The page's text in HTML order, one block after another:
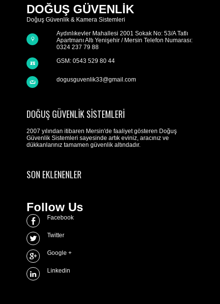
DOĞUŞ GÜVENLİK
Doğuş Güvenlik & Kamera Sistemleri
Aydınlıkevler Mahallesi 2001 Sokak No: 53/A Tatlı
Apartmanı Altı Yenişehir / Mersin Telefon Numarası:
0324 237 79 88
GSM: 0543 529 80 44
dogusguvenlik33@gmail.com
DOĞUŞ GÜVENLIK SISTEMLERI
2007 yılından itibaren Mersin'de faaliyet gösteren Doğuş
Güvenlik Sistemleri sayesinde artık eviniz, aracınız ve
dükkanlarınız tamamen güvenlik altındadır.
SON EKLENENLER
Follow Us
Facebook
Twitter
Google +
Linkedin